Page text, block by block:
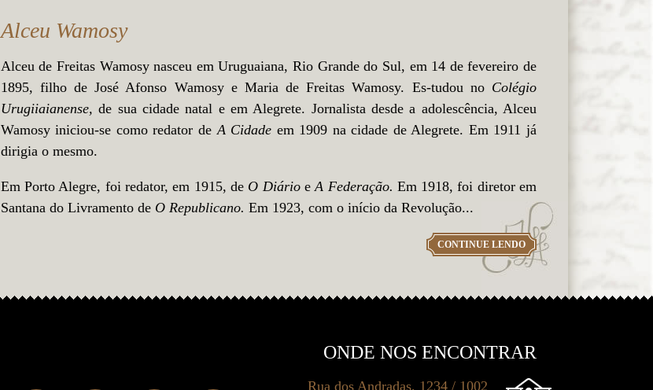
Alceu Wamosy
Alceu de Freitas Wamosy nasceu em Uruguaiana, Rio Grande do Sul, em 14 de fevereiro de
1895, filho de José Afonso Wamosy e Maria de Freitas Wamosy. Es-tudou no Colégio
Urugiiaianense,de sua cidade natal e em Alegrete. Jornalista desde a adolescência, Alceu
Wamosy iniciou-se como redator deA Cidade em 1909 na cidade de Alegrete. Em 1911 já
dirigia o mesmo.
Em Porto Alegre, foi redator, em 1915, de O Diário eA Federação. Em 1918, foi diretor em
Santana do Livramento de O Republicano. Em 1923, com o início da Revolução...
CONTINUE LENDO
ONDE NOS ENCONTRAR
Rua dos Andradas, 1234 / 1002